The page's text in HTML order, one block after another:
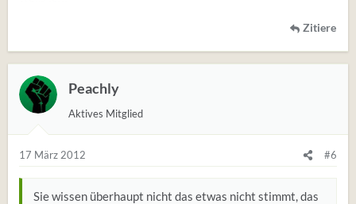
Zitiere
Peachly
Aktives Mitglied
17 März 2012 #6
Sie wissen überhaupt nicht das etwas nicht stimmt, das